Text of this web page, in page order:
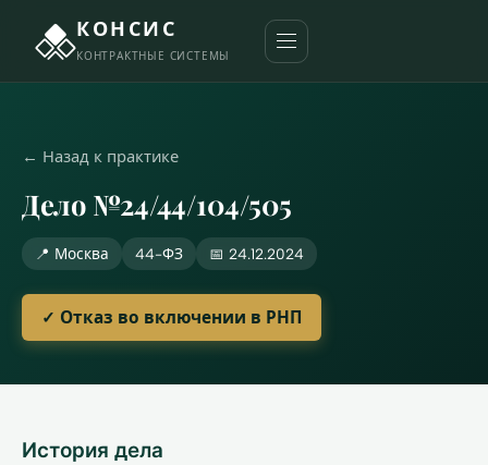
КОНСИС
КОНТРАКТНЫЕ СИСТЕМЫ
← Назад к практике
Дело №24/44/104/505
📍 Москва 44-ФЗ 📅 24.12.2024
✓ Отказ во включении в РНП
История дела